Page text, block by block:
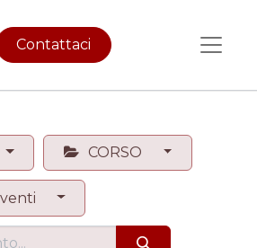
Contattaci
CORSO